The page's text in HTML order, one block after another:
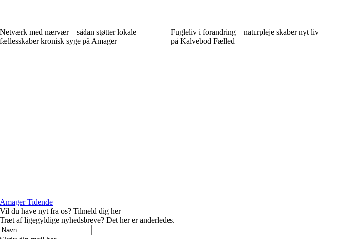
Netværk med nærvær – sådan støtter lokale
fællesskaber kronisk syge på Amager
Fugleliv i forandring – naturpleje skaber nyt liv
på Kalvebod Fælled
Amager Tidende
Vil du have nyt fra os? Tilmeld dig her
Træt af ligegyldige nyhedsbreve? Det her er anderledes.